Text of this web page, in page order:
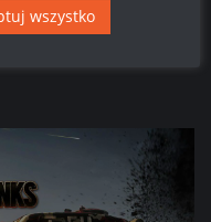
wszystko